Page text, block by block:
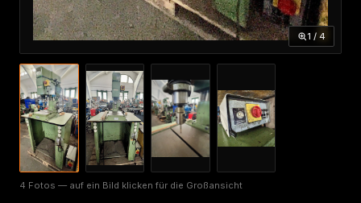
1 / 4
4 Fotos — auf ein Bild klicken für die Großansicht